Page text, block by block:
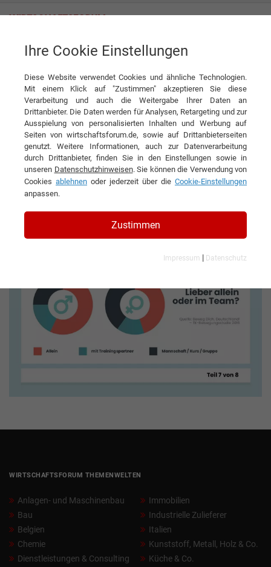
Infografiken Wo treiben wir am liebsten Sport?
WIRTSCHAFTSFORUM THEMENWELTEN
Anlagen- und Maschinenbau
Bau
Belgien
Chemie
Dienstleistungen & Consulting
Immobilien
Industrielle Zulieferer
Italien
Kunststoff, Metall, Holz & Co.
Küche & Co.
Ihre Cookie Einstellungen
Diese Website verwendet Cookies und ähnliche Technologien.
Mit einem Klick auf "Zustimmen" akzeptieren Sie diese
Verarbeitung und auch die Weitergabe Ihrer Daten an
Drittanbieter. Die Daten werden für Analysen, Retargeting und zur
Ausspielung von personalisierten Inhalten und Werbung auf
Seiten von wirtschaftsforum.de, sowie auf Drittanbieterseiten
genutzt. Weitere Informationen, auch zur Datenverarbeitung
durch Drittanbieter, finden Sie in den Einstellungen sowie in
unseren Datenschutzhinweisen. Sie können die Verwendung von
Cookies ablehnen oder jederzeit über die Cookie-Einstellungen
anpassen.
Zustimmen
Impressum | Datenschutz